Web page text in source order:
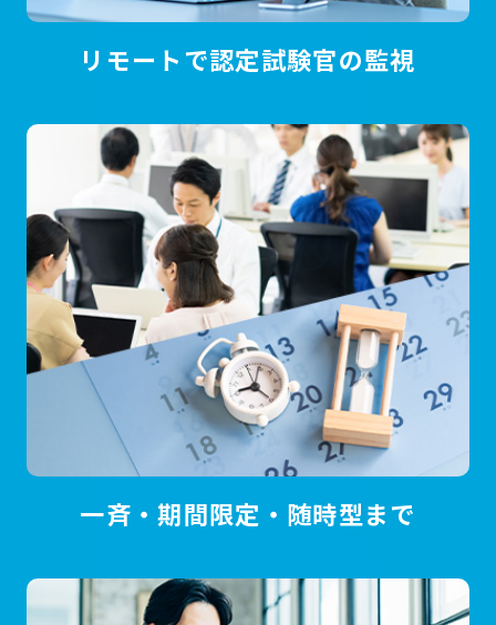
リモートで認定試験官の監視
一斉・期間限定・随時型まで